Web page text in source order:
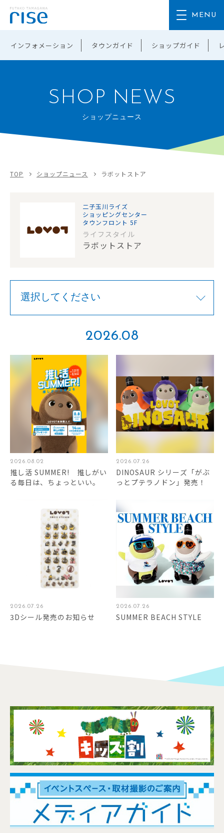
インフォメーション タウンガイド ショップガイド
SHOP NEWS
ショップニュース
TOP ショップニュース ラボットストア
二子玉川ライズ
ショッピングセンター
タウンフロント 5F
ライフスタイル
ラボットストア
2026.08
2026.08.02
推し活 SUMMER! 推しがい
る毎日は、ちょっといい。
2026.07.26
DINOSAUR シリーズ「がぶ
っとプテラノドン」発売！
2026.07.26
3Dシール発売のお知らせ
2026.07.26
SUMMER BEACH STYLE